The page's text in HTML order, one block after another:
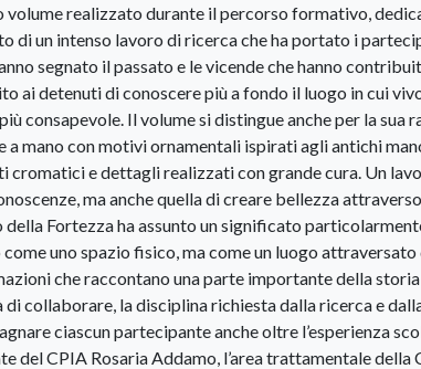
volume realizzato durante il percorso formativo,
di un intenso lavoro di ricerca che ha portato i
segnato il passato e le vicende che hanno
ai detenuti di conoscere più a fondo il luogo in cui
consapevole. Il volume si distingue anche per la
a mano con motivi ornamentali ispirati agli antichi
cromatici e dettagli realizzati con grande cura. Un
ma anche quella di creare bellezza
della Fortezza ha assunto un significato
uno spazio fisico, ma come un luogo
che raccontano una parte importante della
di collaborare, la disciplina richiesta dalla ricerca e
ciascun partecipante anche oltre l’esperienza
del CPIA Rosaria Addamo, l’area trattamentale della